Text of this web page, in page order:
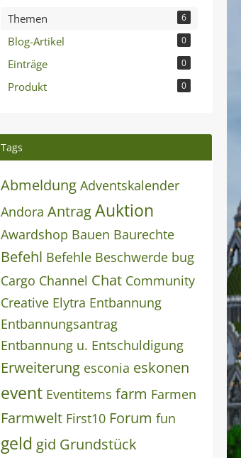
Themen 6
Blog-Artikel 0
Einträge 0
Produkt 0
Tags
Abmeldung Adventskalender
Andora AntragAuktion
Awardshop Bauen Baurechte
Befehl Befehle Beschwerde bug
Cargo Channel Chat Community
Creative Elytra Entbannung
Entbannungsantrag
Entbannung u. Entschuldigung
Erweiterung esconia eskonen
event Eventitems farm Farmen
Farmwelt First10 Forum fun
geld gid Grundstück